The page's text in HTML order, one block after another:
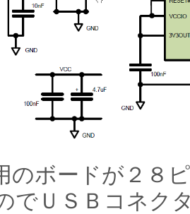
のボードが２８
でＵＳＢコネク